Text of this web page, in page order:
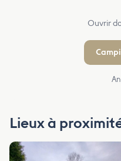
Ouvrir
Lieux à